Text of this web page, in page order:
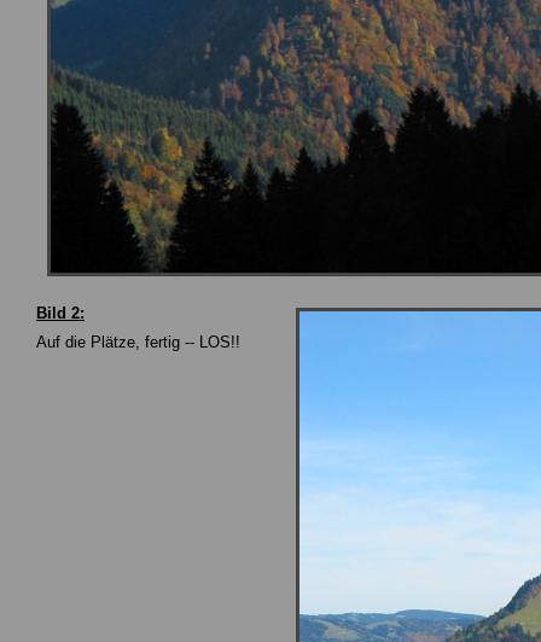
Bild 2:
Auf die Plätze, fertig -- LOS!!